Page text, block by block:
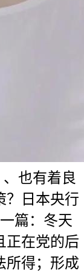
也有着良
？日本央行
篇：冬天
正在党的后
所得；形成